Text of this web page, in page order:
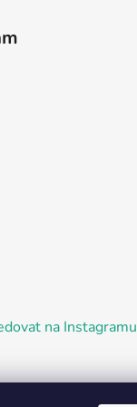
na Instagramu